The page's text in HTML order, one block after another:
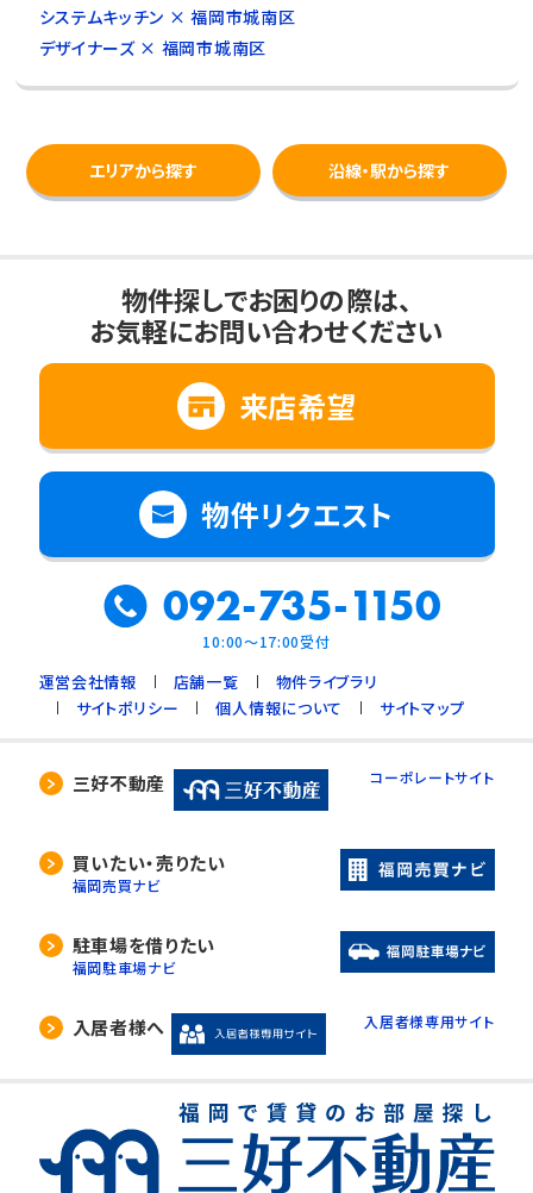
システムキッチン × 福岡市城南区
デザイナーズ × 福岡市城南区
エリアから探す 沿線・駅から探す
物件探しでお困りの際は、
お気軽にお問い合わせください
来店希望
物件リクエスト
092-735-1150
10:00～17:00受付
運営会社情報 店舗一覧
物件ライブラリ
サイトポリシー
個人情報について サイトマップ
三好不動産 コーポレートサイト
買いたい・売りたい
福岡売買ナビ
駐車場を借りたい
福岡駐車場ナビ
入居者様へ 入居者様専用サイト